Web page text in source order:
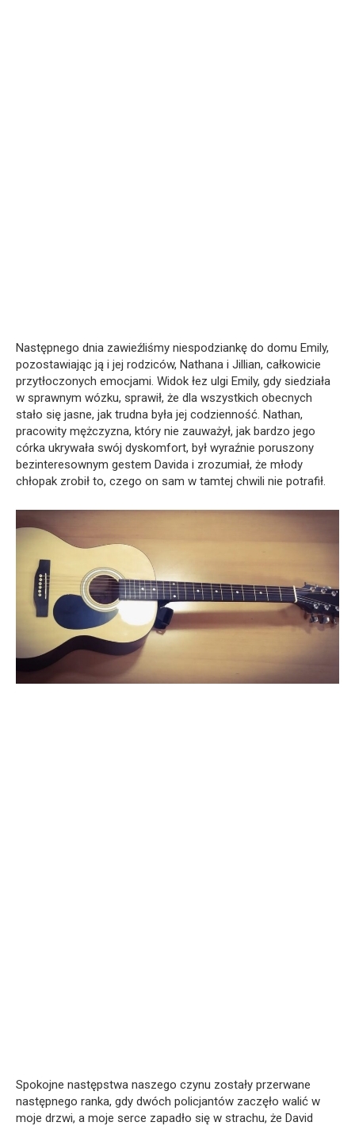
Następnego dnia zawieźliśmy niespodziankę do domu Emily,
pozostawiając ją i jej rodziców, Nathana i Jillian, całkowicie
przytłoczonych emocjami. Widok łez ulgi Emily, gdy siedziała
w sprawnym wózku, sprawił, że dla wszystkich obecnych
stało się jasne, jak trudna była jej codzienność. Nathan,
pracowity mężczyzna, który nie zauważył, jak bardzo jego
córka ukrywała swój dyskomfort, był wyraźnie poruszony
bezinteresownym gestem Davida i zrozumiał, że młody
chłopak zrobił to, czego on sam w tamtej chwili nie potrafił.
Spokojne następstwa naszego czynu zostały przerwane
następnego ranka, gdy dwóch policjantów zaczęło walić w
moje drzwi, a moje serce zapadło się w strachu, że David